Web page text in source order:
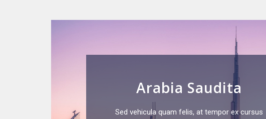
Arabia Saudita
Sed vehicula quam felis, at tempor ex cursus